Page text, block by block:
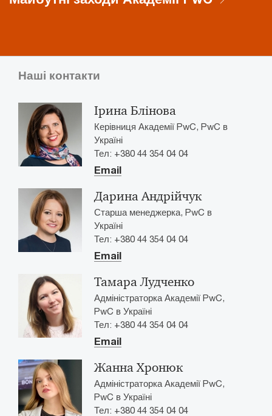
Наші контакти
Ірина Блінова
Керівниця Академії PwC, PwC в
Україні
Тел: +380 44 354 04 04
Email
Дарина Андрійчук
Старша менеджерка, PwC в
Україні
Тел: +380 44 354 04 04
Email
Тамара Лудченко
Адміністраторка Академії PwC,
PwC в Україні
Тел: +380 44 354 04 04
Email
Жанна Хронюк
Адміністраторка Академії PwC,
PwC в Україні
Тел: +380 44 354 04 04